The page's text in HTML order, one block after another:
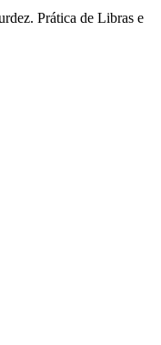
Prática de Libras e